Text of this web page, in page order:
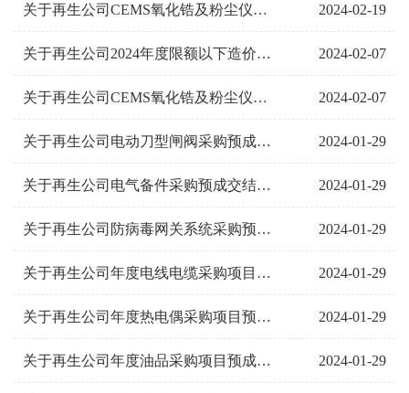
关于再生公司CEMS氧化锆及粉尘仪技改项目流标公示 2024-02-19
关于再生公司2024年度限额以下造价咨询中介机构服务项目询价公告 2024-02-07
关于再生公司CEMS氧化锆及粉尘仪技改项目询价公告 2024-02-07
关于再生公司电动刀型闸阀采购预成交结果公示 2024-01-29
关于再生公司电气备件采购预成交结果公示 2024-01-29
关于再生公司防病毒网关系统采购预成交公告 2024-01-29
关于再生公司年度电线电缆采购项目预成交公告 2024-01-29
关于再生公司年度热电偶采购项目预成交公告 2024-01-29
关于再生公司年度油品采购项目预成交公告 2024-01-29